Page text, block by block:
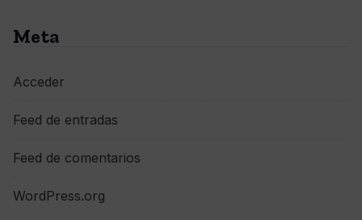
Meta
Acceder
Feed de entradas
Feed de comentarios
WordPress.org